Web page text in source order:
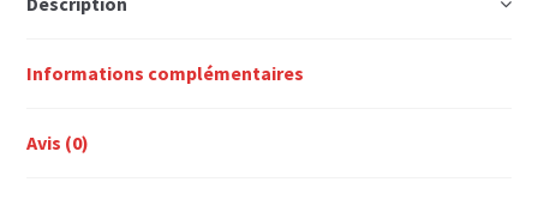
Informations complémentaires
Avis (0)